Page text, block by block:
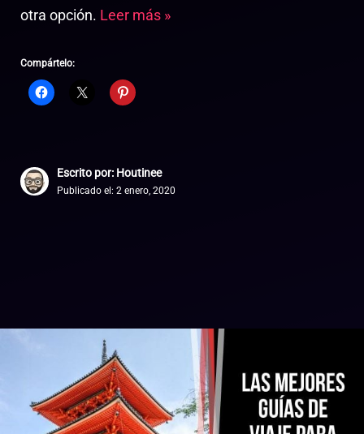
otra opción. Leer más »
Compártelo:
Escrito por: Houtinee
Publicado el: 2 enero, 2020